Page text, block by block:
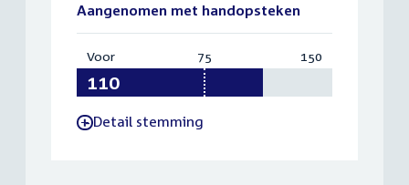
Aangenomen met handopsteken
Voor:
110
75 150
-Detail stemming